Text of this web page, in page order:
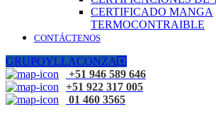
CERTIFICADO MANGA
TERMOCONTRAIBLE
CONTÁCTENOS
GRUPOYLLACONZA
+51 946 589 646
+51 922 317 005
01 460 3565